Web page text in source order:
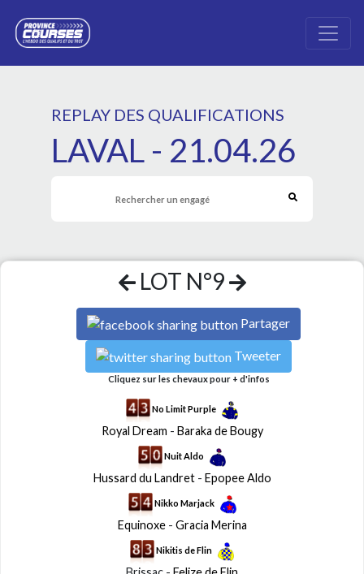
REPLAY DES QUALIFICATIONS
LAVAL - 21.04.26
LOT N°9
Partager
Tweeter
Cliquez sur les chevaux pour + d'infos
No Limit Purple
Royal Dream - Baraka de Bougy
Nuit Aldo
Hussard du Landret- Epopee Aldo
Nikko Marjack
Equinoxe- Gracia Merina
Nikitis de Flin